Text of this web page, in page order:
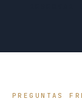
PREGUNTAS